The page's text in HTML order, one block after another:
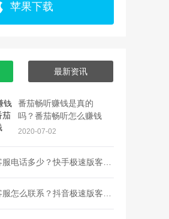
苹果下载
最新资讯
番茄畅听赚钱是真的
吗？番茄畅听怎么赚钱
2020-07-02